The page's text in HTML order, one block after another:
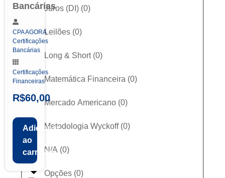
Juros (DI) (0)
Leilões (0)
Long & Short (0)
Matemática Financeira (0)
Mercado Americano (0)
Metodologia Wyckoff (0)
N/A (0)
Opções (0)
Bancárias
CPA AGORA
Certificações
Bancárias
Certificações
Financeiras
R$60,00
Adicionar
ao
carrinho